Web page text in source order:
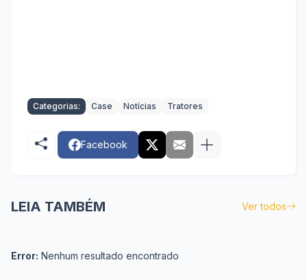
Categorias: Case Notícias Tratores
Facebook
LEIA TAMBÉM Ver todos
Error: Nenhum resultado encontrado